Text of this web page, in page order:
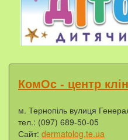
КомОс - центр
м. Тернопіль вулиця
тел.: (097) 689-50-05
Сайт: dermatolog.te.ua